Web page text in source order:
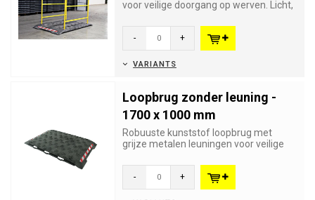
voor veilige doorgang op werven. Licht,
- +
VARIANTS
Loopbrug zonder leuning -
1700 x 1000 mm
Robuuste kunststof loopbrug met
grijze metalen leuningen voor veilige
- +